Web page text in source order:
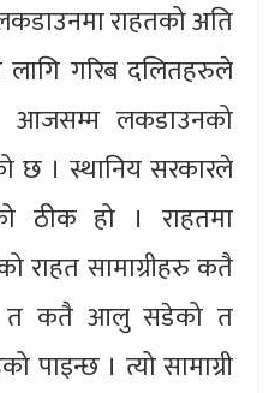
राहतको अति
गरिब दलितहरुले
लकडाउनको
छ । स्थानिय सरकारले
ठीक हो । राहतमा
राहत सामाग्रीहरु कतै
त कतै आलु सडेको त
पाइन्छ । त्यो सामाग्री